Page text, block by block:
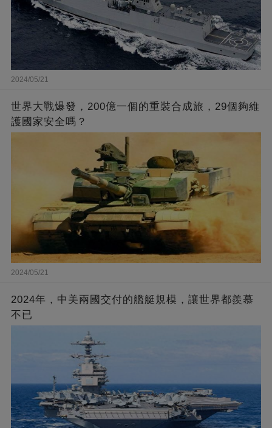
2024/05/21
世界大戰爆發，200億一個的重裝合成旅，29個夠維
護國家安全嗎？
2024/05/21
2024年，中美兩國交付的艦艇規模，讓世界都羨慕
不已